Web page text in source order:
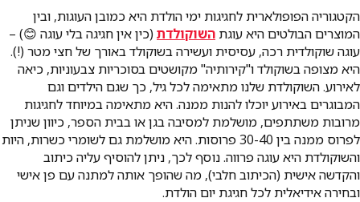
הקטגוריה הפופולארית לחגיגות ימי הולדת היא כמובן העוגות, ובין
המוצרים הבולטים היא עוגת השוקולדת(כין אין חגיגה בלי עוגה 😊) –
עוגה שוקולדית רכה, עסיסית ועשירה בשוקולד באורך של חצי מטר (!).
היא מצופה בשוקולד ו"קירותיה" מקושטים בסוכריות צבעוניות, כיאה
לאירוע. השוקולדת שלנו מתאימה לכל גיל, כך שגם הילדים וגם
המבוגרים באירוע יוכלו להנות ממנה. היא מתאימה במיוחד לחגיגות
מרובות משתתפים, מושלמת למסיבה בגן או בבית הספר, כיוון שניתן
לפרוס ממנה בין 30-40 פרוסות. היא מושלמת גם לשומרי כשרות, היות
והשוקולדת היא עוגה פרווה. נוסף לכך, ניתן להוסיף עליה כיתוב
והקדשה אישית (הכיתוב חלבי), מה שהופך אותה למתנה עם פן אישי
ובחירה אידיאלית לכל חגיגת יום הולדת.